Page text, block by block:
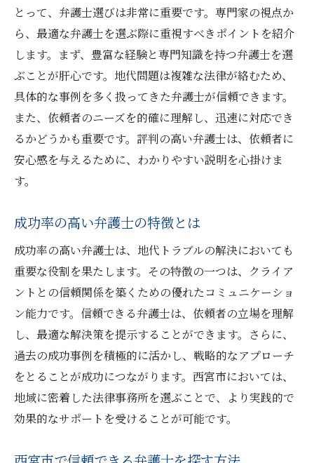
とって、弁護士選びは非常に重要です。専門家の視点か
ら、最適な弁護士を選ぶ際に重視すべきポイントを紹介
します。まず、豊富な経験と専門知識を持つ弁護士を選
ぶことが肝心です。地代問題は複雑な法律が絡むため、
具体的な事例を多く扱ってきた弁護士が信頼できます。
また、依頼者のニーズを的確に理解し、迅速に対応でき
るかどうかも重要です。評判の高い弁護士は、依頼者に
安心感を与えるために、わかりやすい説明を心掛けま
す。
成功率の高い弁護士の特徴とは
成功率の高い弁護士は、地代トラブルの解決においても
重要な役割を果たします。その特徴の一つは、クライア
ントとの信頼関係を築くための優れたコミュニケーショ
ン能力です。信頼できる弁護士は、依頼者の立場を理解
し、最適な解決策を提示することができます。さらに、
過去の成功事例を積極的に活かし、戦略的なアプローチ
をとることが成功につながります。西宮市においては、
地域に密着した法律事務所を選ぶことで、より実践的で
効果的なサポートを受けることが可能です。